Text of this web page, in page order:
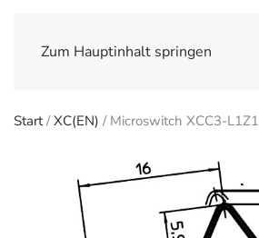
Zum Hauptinhalt springen
Start/XC(EN) / Microswitch XCC3-L1Z1